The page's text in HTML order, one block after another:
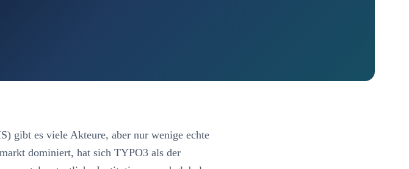
gibt es viele Akteure, aber nur wenige echte
dominiert, hat sich TYPO3 als der